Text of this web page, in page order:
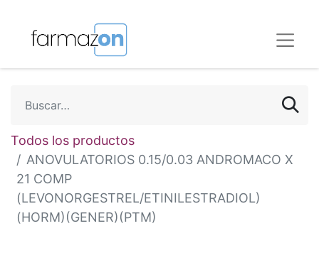
Todos los productos
ANOVULATORIOS 0.15/0.03 ANDROMACO X
21 COMP
(LEVONORGESTREL/ETINILESTRADIOL)
(HORM)(GENER)(PTM)